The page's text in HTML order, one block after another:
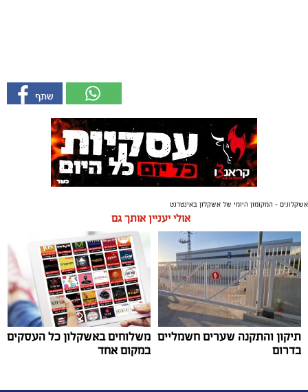
אשקלונים - המקומון היומי של אשקלון באינטרנט
אולי יעניין אותך גם
תיקון והתקנה שערים חשמליים
בדרום
משלוחים באשקלון כל העסקים
במקום אחד